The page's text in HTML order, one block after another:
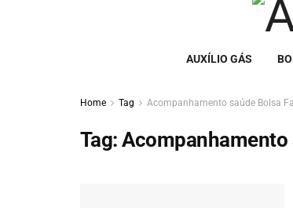
AUXÍLIO GÁS
Home Tag Acompanhamento saúde Bolsa
Tag:Acompanhamento